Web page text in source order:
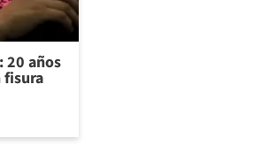
20 años
fisura